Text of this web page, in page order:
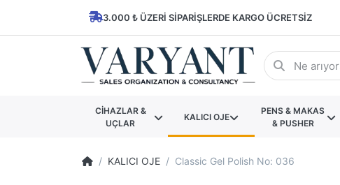
3.000 ₺ ÜZERI SIPARIŞLERDE KARGO ÜCRETSIZ
CİHAZLAR &
UÇLAR
KALICI OJE
PENS & MAKAS
& PUSHER
KALICI OJE Classic Gel Polish No: 036